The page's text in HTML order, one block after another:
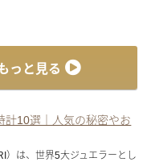
っと見る
計10選｜人気の秘密やお
）は、世界5大ジュエラーとし